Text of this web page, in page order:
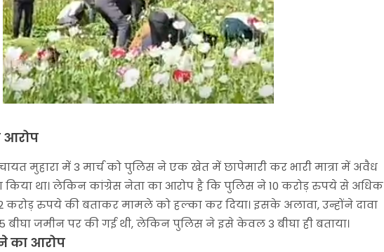
आरोप
मुहारा में 3 मार्च को पुलिस ने एक खेत में छापेमारी कर भारी मात्रा में अवैध
था। लेकिन कांग्रेस नेता का आरोप है कि पुलिस ने 10 करोड़ रुपये से अधिक
रुपये की बताकर मामले को हल्का कर दिया। इसके अलावा, उन्होंने दावा
जमीन पर की गई थी, लेकिन पुलिस ने इसे केवल 3 बीघा ही बताया।
का आरोप